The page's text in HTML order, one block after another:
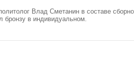
Влад Сметанин в составе
бронзу в индивидуальном.